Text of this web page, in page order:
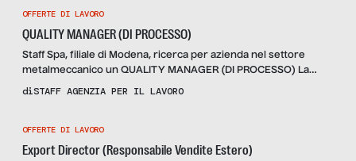
OFFERTE DI LAVORO
QUALITY MANAGER (DI PROCESSO)
Staff Spa, filiale di Modena, ricerca per azienda nel settore
metalmeccanico un QUALITY MANAGER (DI PROCESSO) La
figura si occuperà nello specifico di: Aggiornamento,
di processo Gestione delle non conformità interne ed esterne
ed implementazione e verifica delle […]
diSTAFF AGENZIA PER IL LAVORO
OFFERTE DI LAVORO
Export Director (Responsabile Vendite Estero)